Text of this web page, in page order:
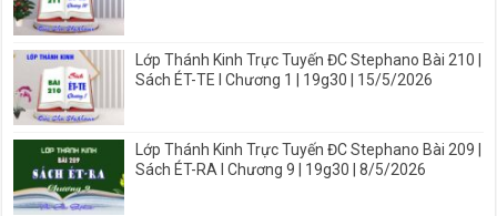
Lớp Thánh Kinh Trực Tuyến ĐC Stephano Bài 210 |
Sách ÉT-TE I Chương 1 | 19g30 | 15/5/2026
Lớp Thánh Kinh Trực Tuyến ĐC Stephano Bài 209 |
Sách ÉT-RA I Chương 9 | 19g30 | 8/5/2026